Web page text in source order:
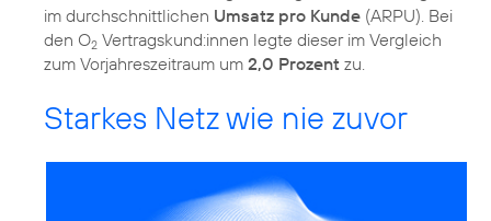
im durchschnittlichen Umsatz pro Kunde (ARPU). Bei
den O2 Vertragskund:innen legte dieser im Vergleich
zum Vorjahreszeitraum um 2,0 Prozent zu.
Starkes Netz wie nie zuvor